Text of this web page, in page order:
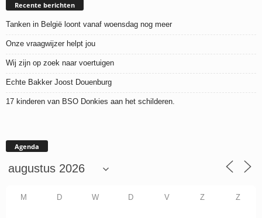
Recente berichten
Tanken in België loont vanaf woensdag nog meer
Onze vraagwijzer helpt jou
Wij zijn op zoek naar voertuigen
Echte Bakker Joost Douenburg
17 kinderen van BSO Donkies aan het schilderen.
Agenda
M D W D V Z Z